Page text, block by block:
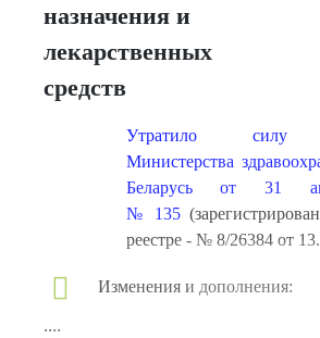
назначения и
лекарственных
средств
Утратило силу
Министерства
Беларусь от 31
№ 135
реестре - № 8/26384 от
Изменения и дополнения:
....